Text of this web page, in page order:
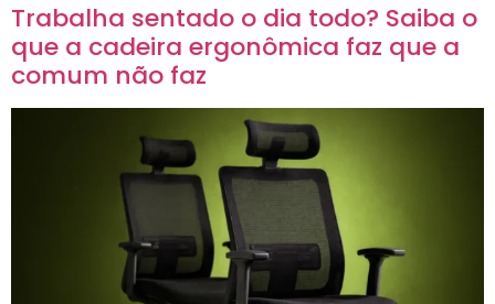
Trabalha sentado o dia todo? Saiba o
que a cadeira ergonômica faz que a
comum não faz